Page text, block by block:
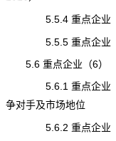
5.5.4 重点企业（5
5.5.5 重点企业（5
5.6 重点企业（6）
5.6.1 重点企业（6）
争对手及市场地位
5.6.2 重点企业（6